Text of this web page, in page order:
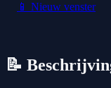
📱 Nieuw venster
📝